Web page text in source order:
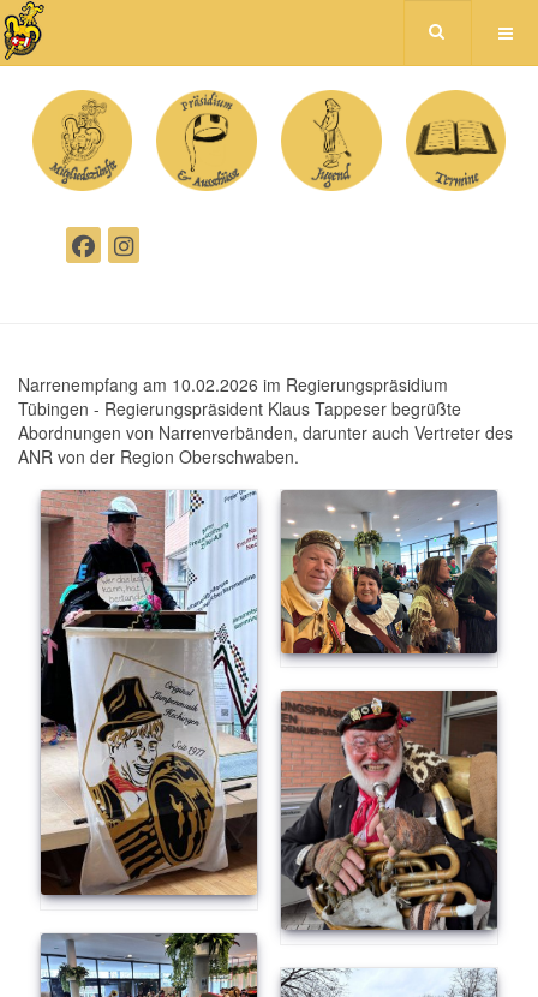
Narrenempfang am 10.02.2026 im Regierungspräsidium
Tübingen - Regierungspräsident Klaus Tappeser begrüßte
Abordnungen von Narrenverbänden, darunter auch Vertreter des
ANR von der Region Oberschwaben.